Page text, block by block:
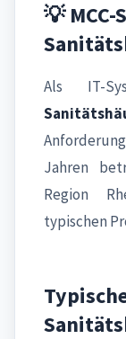
💡
Als IT-
Jahren
Region
typischen